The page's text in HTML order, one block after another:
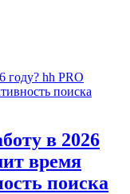
в 2026
время
поиска